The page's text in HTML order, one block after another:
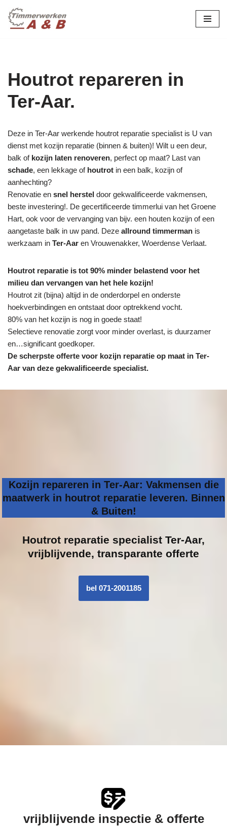
Ga
Houtrot repareren in
Ter-Aar.
Deze in Ter-Aar werkende houtrot reparatie specialist is U van
dienst met kozijn reparatie (binnen & buiten)! Wilt u een deur,
balk of kozijn laten renoveren, perfect op maat? Last van
schade, een lekkage of houtrot in een balk, kozijn of
aanhechting?
Renovatie en snel herstel door gekwalificeerde vakmensen,
beste investering!. De gecertificeerde timmerlui van het Groene
Hart, ook voor de vervanging van bijv. een houten kozijn of een
aangetaste balk in uw pand. Deze allround timmerman is
werkzaam in Ter-Aar en Vrouwenakker, Woerdense Verlaat.
Houtrot reparatie is tot 90% minder belastend voor het
milieu dan vervangen van het hele kozijn!
Houtrot zit (bijna) altijd in de onderdorpel en onderste
hoekverbindingen en ontstaat door optrekkend vocht.
80% van het kozijn is nog in goede staat!
Selectieve renovatie zorgt voor minder overlast, is duurzamer
en…significant goedkoper.
De scherpste offerte voor kozijn reparatie op maat in Ter-
Aar van deze gekwalificeerde specialist.
Kozijn repareren in Ter-Aar: Vakmensen die
maatwerk in houtrot reparatie leveren. Binnen
& Buiten!
Houtrot reparatie specialist Ter-Aar,
vrijblijvende, transparante offerte
bel 071-2001185
vrijblijvende inspectie & offerte